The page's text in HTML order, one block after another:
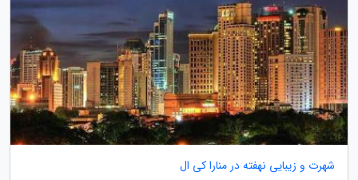
شهرت و زیبایی نهفته در منارا کی ال